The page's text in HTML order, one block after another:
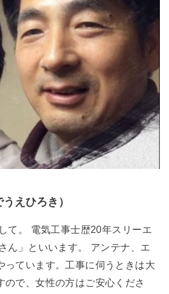
えひろき）
て。 電気工事士歴20年スリーエ
ん」といいます。 アンテナ、エ
っています。工事に伺うときは大
ので、女性の方はご安心くださ